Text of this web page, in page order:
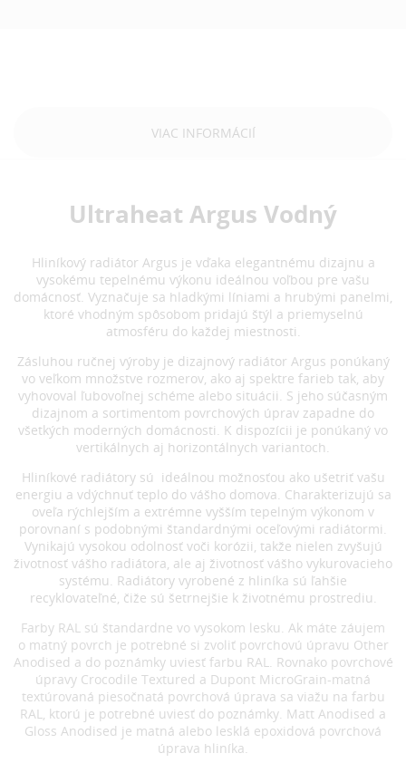
VIAC INFORMÁCIÍ
Ultraheat Argus Vodný
Hliníkový radiátor Argus je vďaka elegantnému dizajnu a
vysokému tepelnému výkonu ideálnou voľbou pre vašu
domácnosť. Vyznačuje sa hladkými líniami a hrubými panelmi,
ktoré vhodným spôsobom pridajú štýl a priemyselnú
atmosféru do každej miestnosti.
Zásluhou ručnej výroby je dizajnový radiátor Argus ponúkaný
vo veľkom množstve rozmerov, ako aj spektre farieb tak, aby
vyhovoval ľubovoľnej schéme alebo situácii. S jeho súčasným
dizajnom a sortimentom povrchových úprav zapadne do
všetkých moderných domácnosti. K dispozícii je ponúkaný vo
vertikálnych aj horizontálnych variantoch.
Hliníkové radiátory sú ideálnou možnosťou ako ušetriť vašu
energiu a vdýchnuť teplo do vášho domova. Charakterizujú sa
oveľa rýchlejším a extrémne vyšším tepelným výkonom v
porovnaní s podobnými štandardnými oceľovými radiátormi.
Vynikajú vysokou odolnosť voči korózii, takže nielen zvyšujú
životnosť vášho radiátora, ale aj životnosť vášho vykurovacieho
systému. Radiátory vyrobené z hliníka sú ľahšie
recyklovateľné, čiže sú šetrnejšie k životnému prostrediu.
Farby RAL sú štandardne vo vysokom lesku. Ak máte záujem
o matný povrch je potrebné si zvoliť povrchovú úpravu Other
Anodised a do poznámky uviesť farbu RAL. Rovnako povrchové
úpravy Crocodile Textured a Dupont MicroGrain-matná
textúrovaná piesočnatá povrchová úprava sa viažu na farbu
RAL, ktorú je potrebné uviesť do poznámky. Matt Anodised a
Gloss Anodised je matná alebo lesklá epoxidová povrchová
úprava hliníka.